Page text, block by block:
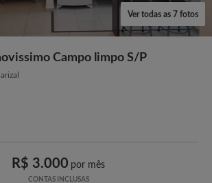
Ver todas as 7 fotos
Campo limpo S/P
R$ 3.000 por mês
CONTAS INCLUSAS